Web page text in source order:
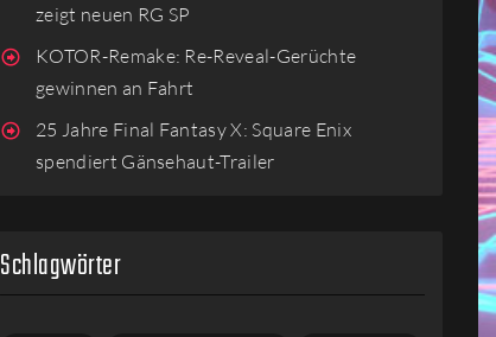
zeigt neuen RG SP
KOTOR-Remake: Re-Reveal-Gerüchte
gewinnen an Fahrt
25 Jahre Final Fantasy X: Square Enix
spendiert Gänsehaut-Trailer
Schlagwörter